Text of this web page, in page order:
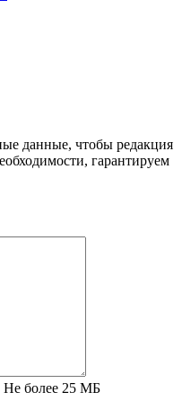
данные, чтобы редакция
гарантируем
Не более 25 МБ